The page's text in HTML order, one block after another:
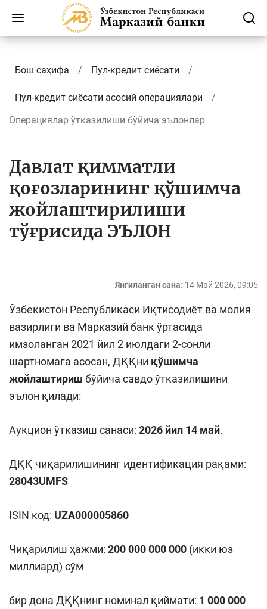
Бош саҳифа Пул-кредит сиёсати
Пул-кредит сиёсати асосий операциялари
Операциялар ўтказилиши бўйича эълонлар
Давлат қимматли
қоғозларининг қўшимча
жойлаштирилиши
тўғрисида ЭЪЛОН
Янгиланган сана: 14 Май 2026, 09:05
Ўзбекистон Республикаси Иқтисодиёт ва молия
вазирлиги ва Марказий банк ўртасида
имзоланган 2021 йил 2 июлдаги 2-сонли
шартномага асосан, ДҚҚни қўшимча
жойлаштириш бўйича савдо ўтказилишини
эълон қилади:
Аукцион ўтказиш санаси: 2026 йил 14 май.
ДҚҚ чиқарилишининг идентификация рақами:
28043UMFS
ISIN код: UZA000005860
Чиқарилиш ҳажми: 200 000 000 000 (икки юз
миллиард) сўм
бир дона ДҚҚнинг номинал қиймати: 1 000 000